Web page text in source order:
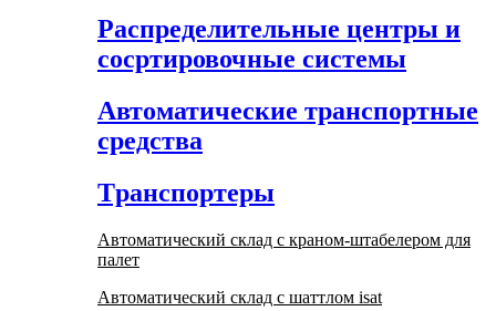
Распределительные центры и
сосртировочные системы
Автоматические транспортные
средства
Tранспортеры
Автоматический склад с краном-штабелером для
палет
Автоматический склад с шаттлом isat